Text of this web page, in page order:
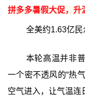
拼多多暑假大促，
全美约1.63亿民
本轮高温并非
一个密不透风的“热
空气进入，让气温连